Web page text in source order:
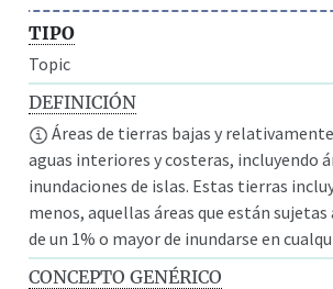
TIPO
Topic
DEFINICIÓN
Áreas de tierras bajas y
aguas interiores y costeras, incluyendo
inundaciones de islas. Estas tierras
menos, aquellas áreas que están
de un 1% o mayor de inundarse en
CONCEPTO GENÉRICO